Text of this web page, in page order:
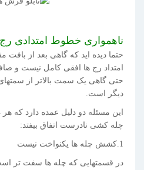
ناهمواری خطوط امتدادی
حتما دیده اید که گاهی بعد از بافت
امتداد رج ها افقی کامل نیست و
حتی گاهی یک سمت بالاتر از سمتهای
دیگر است.
این مسئله دو دلیل عمده دارد که هر
چله کشی نادرست اتفاق بیفتد:
1.کشش چله ها یکنواخت نیست
در قسمتهایی که چله ها سفت تر